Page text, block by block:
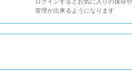
ログインするとお気に入りの保存
管理が出来るようになります